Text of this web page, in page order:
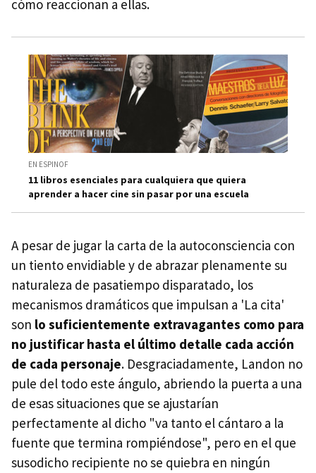
cómo reaccionan a ellas.
EN ESPINOF
11 libros esenciales para cualquiera que quiera
aprender a hacer cine sin pasar por una escuela
A pesar de jugar la carta de la autoconsciencia con
un tiento envidiable y de abrazar plenamente su
naturaleza de pasatiempo disparatado, los
mecanismos dramáticos que impulsan a 'La cita'
son lo suficientemente extravagantes como para
no justificar hasta el último detalle cada acción
de cada personaje. Desgraciadamente, Landon no
pule del todo este ángulo, abriendo la puerta a una
de esas situaciones que se ajustarían
perfectamente al dicho "va tanto el cántaro a la
fuente que termina rompiéndose", pero en el que
susodicho recipiente no se quiebra en ningún